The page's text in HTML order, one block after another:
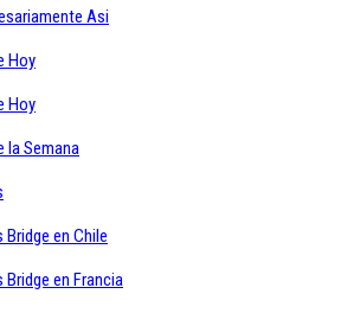
Asi
Hoy
Hoy
la Semana
Bridge en Chile
Bridge en Francia